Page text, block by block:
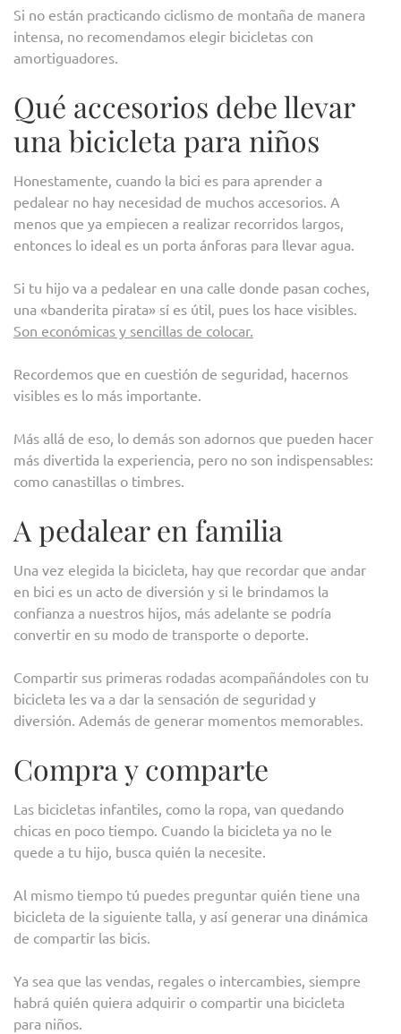
Si no están practicando ciclismo de montaña de manera
intensa, no recomendamos elegir bicicletas con
amortiguadores.
Qué accesorios debe llevar
una bicicleta para niños
Honestamente, cuando la bici es para aprender a
pedalear no hay necesidad de muchos accesorios. A
menos que ya empiecen a realizar recorridos largos,
entonces lo ideal es un porta ánforas para llevar agua.
Si tu hijo va a pedalear en una calle donde pasan coches,
una «banderita pirata» sí es útil, pues los hace visibles.
Son económicas y sencillas de colocar.
Recordemos que en cuestión de seguridad, hacernos
visibles es lo más importante.
Más allá de eso, lo demás son adornos que pueden hacer
más divertida la experiencia, pero no son indispensables:
como canastillas o timbres.
A pedalear en familia
Una vez elegida la bicicleta, hay que recordar que andar
en bici es un acto de diversión y si le brindamos la
confianza a nuestros hijos, más adelante se podría
convertir en su modo de transporte o deporte.
Compartir sus primeras rodadas acompañándoles con tu
bicicleta les va a dar la sensación de seguridad y
diversión. Además de generar momentos memorables.
Compra y comparte
Las bicicletas infantiles, como la ropa, van quedando
chicas en poco tiempo. Cuando la bicicleta ya no le
quede a tu hijo, busca quién la necesite.
Al mismo tiempo tú puedes preguntar quién tiene una
bicicleta de la siguiente talla, y así generar una dinámica
de compartir las bicis.
Ya sea que las vendas, regales o intercambies, siempre
habrá quién quiera adquirir o compartir una bicicleta
para niños.